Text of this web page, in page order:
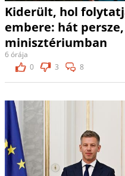
Kiderült, hol
embere: hát
minisztériumban
6 órája
0
3 8